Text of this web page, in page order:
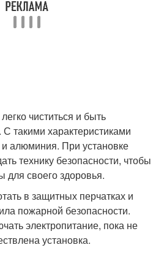
чиститься и быть
С такими характеристиками
алюминия. При установке
технику безопасности, чтобы
для своего здоровья.
в защитных перчатках и
пожарной безопасности.
электропитание, пока не
установка.